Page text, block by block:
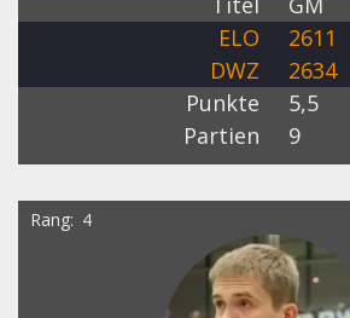
ELO
2611
DWZ
2634
Punkte
5,5
Partien
9
Rang 4